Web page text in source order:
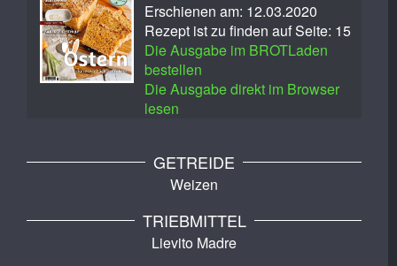
Erschienen am: 12.03.2020
Rezept ist zu finden auf Seite: 15
Die Ausgabe im BROTLaden
bestellen
Die Ausgabe direkt im Browser
lesen
GETREIDE
Weizen
TRIEBMITTEL
Lievito Madre